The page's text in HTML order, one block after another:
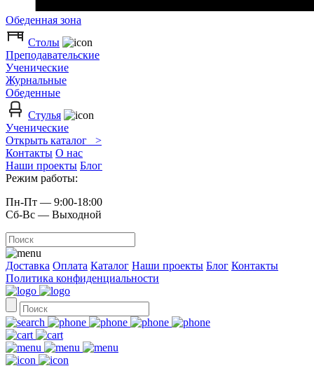
Обеденная зона
Столы
Преподавательские
Ученические
Журнальные
Обеденные
Стулья
Ученические
Открыть каталог >
Контакты О нас
Наши проекты Блог
Режим работы:
Пн-Пт — 9:00-18:00
Сб-Вс — Выходной
Доставка Оплата Каталог Наши проекты Блог Контакты
Политика конфиденциальности